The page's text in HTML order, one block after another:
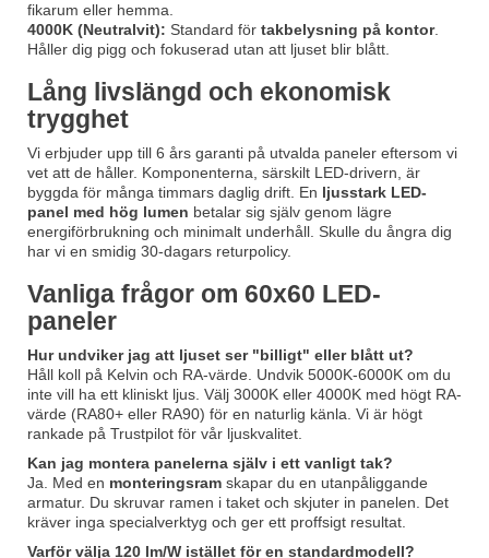
fikarum eller hemma.
4000K (Neutralvit): Standard för takbelysning på kontor.
Håller dig pigg och fokuserad utan att ljuset blir blått.
Lång livslängd och ekonomisk
trygghet
Vi erbjuder upp till 6 års garanti på utvalda paneler eftersom vi
vet att de håller. Komponenterna, särskilt LED-drivern, är
byggda för många timmars daglig drift. En ljusstark LED-
panel med hög lumen betalar sig själv genom lägre
energiförbrukning och minimalt underhåll. Skulle du ångra dig
har vi en smidig 30-dagars returpolicy.
Vanliga frågor om 60x60 LED-
paneler
Hur undviker jag att ljuset ser "billigt" eller blått ut?
Håll koll på Kelvin och RA-värde. Undvik 5000K-6000K om du
inte vill ha ett kliniskt ljus. Välj 3000K eller 4000K med högt RA-
värde (RA80+ eller RA90) för en naturlig känla. Vi är högt
rankade på Trustpilot för vår ljuskvalitet.
Kan jag montera panelerna själv i ett vanligt tak?
Ja. Med en monteringsram skapar du en utanpåliggande
armatur. Du skruvar ramen i taket och skjuter in panelen. Det
kräver inga specialverktyg och ger ett proffsigt resultat.
Varför välja 120 lm/W istället för en standardmodell?